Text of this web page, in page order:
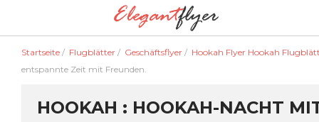
Startseite / Flugblätter / Geschäftsflyer / Hookah Flyer Hookah
entspannte Zeit mit Freunden.
HOOKAH : HOOKAH-NACHT